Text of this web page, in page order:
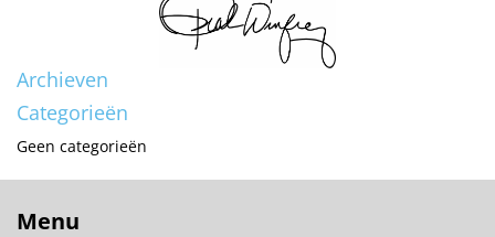
Archieven
Categorieën
Geen categorieën
Menu